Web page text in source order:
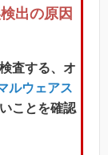
出の原因
査する、オ
ルウェアス
ことを確認